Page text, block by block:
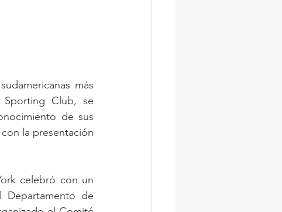
más
Club, se
de sus
la presentación
celebró con un
Departamento de